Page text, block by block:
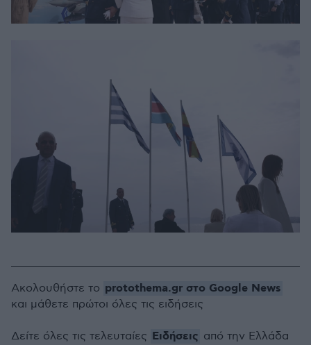
Ακολουθήστε το protothema.gr στο Google News
και μάθετε πρώτοι όλες τις ειδήσεις
Δείτε όλες τις τελευταίες Ειδήσεις από την Ελλάδα